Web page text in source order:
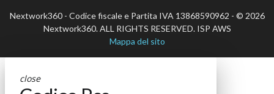
Nextwork360 - Codice fiscale e Partita IVA 13868590962 - © 2026
Nextwork360. ALL RIGHTS RESERVED. ISP AWS
Mappa del sito
close